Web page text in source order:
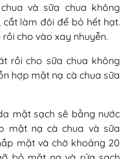
và sữa chua không
cắt làm đôi để bỏ hết hạt.
cho vào xay nhuyễn.
rồi cho sữa chua không
hợp mặt nạ cà chua sữa
mặt sạch sẽ bằng nước
mặt nạ cà chua và sữa
mặt và chờ khoảng 20